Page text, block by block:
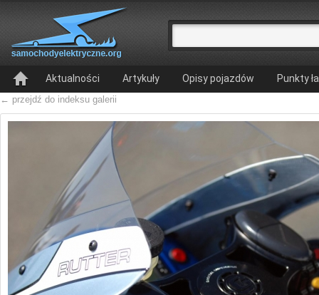
Aktualności Artykuły Opisy pojazdów Punkty
← przejdź do indeksu galerii